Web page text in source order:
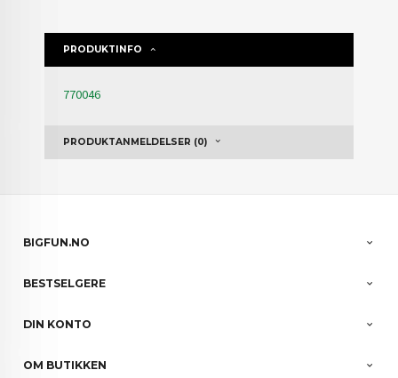
PRODUKTINFO
770046
PRODUKTANMELDELSER (0)
BIGFUN.NO
BESTSELGERE
DIN KONTO
OM BUTIKKEN